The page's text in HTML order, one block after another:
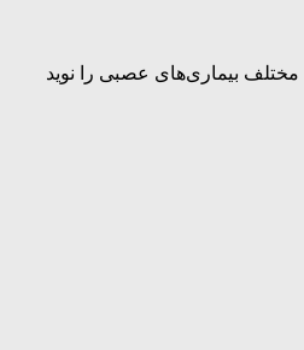
مختلف بیماری‌های عصبی را نوید